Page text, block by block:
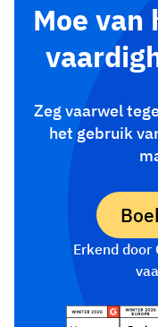
Moe van
Zeg vaarwel
het gebruik
Erkend door